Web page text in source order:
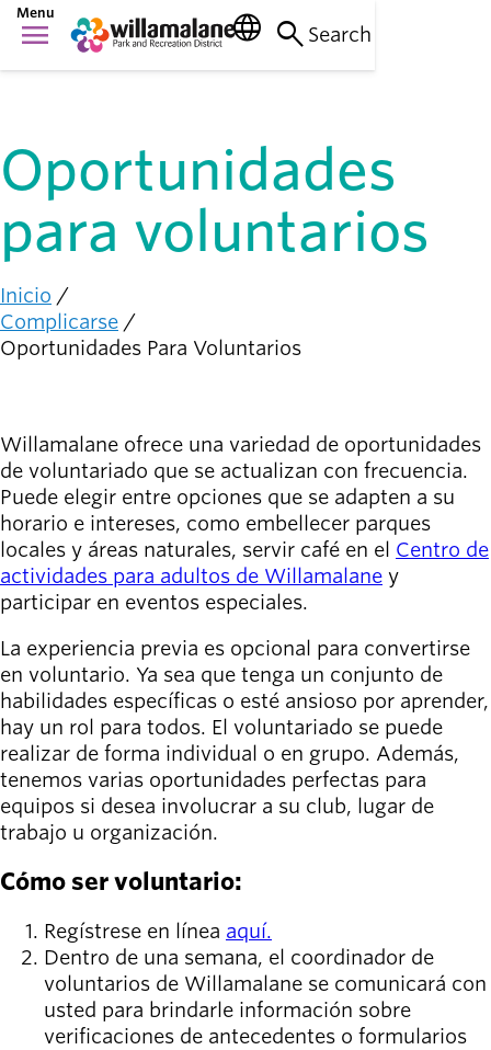
Saltar
contenido
principal
menu
Menu language search Search
person_raised_hand
Cosas que
hacer
nature_people
Lugares
Parques, senderos
e instalaciones
diversity_1
Conexión
con la
comunidad
person_celebrate
Complicarse
Explora las formas
de participar
newsmode
Últimas
noticias
desde
Willamalane
menu_book Guía de
recreación
Su tienda integral
account_circle
Inicia sesión
en tu
cuenta.
help Contacta
con
Willamalane
Oportunidades
para voluntarios
Ruta
de
Inicio
Complicarse
Oportunidades Para Voluntarios
Willamalane ofrece una variedad de oportunidades
de voluntariado que se actualizan con frecuencia.
Puede elegir entre opciones que se adapten a su
horario e intereses, como embellecer parques
locales y áreas naturales, servir café en el Centro de
actividades para adultos de Willamalane y
participar en eventos especiales.
La experiencia previa es opcional para convertirse
en voluntario. Ya sea que tenga un conjunto de
habilidades específicas o esté ansioso por aprender,
hay un rol para todos. El voluntariado se puede
realizar de forma individual o en grupo. Además,
tenemos varias oportunidades perfectas para
equipos si desea involucrar a su club, lugar de
trabajo u organización.
Cómo ser voluntario:
Regístrese en línea aquí.
Dentro de una semana, el coordinador de
voluntarios de Willamalane se comunicará con
usted para brindarle información sobre
verificaciones de antecedentes o formularios